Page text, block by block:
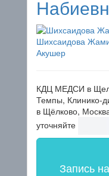
Шихсаидова
Акушер
КДЦ МЕДСИ в
Темпы, Клинико-
в Щёлково,
уточняйте
Запись